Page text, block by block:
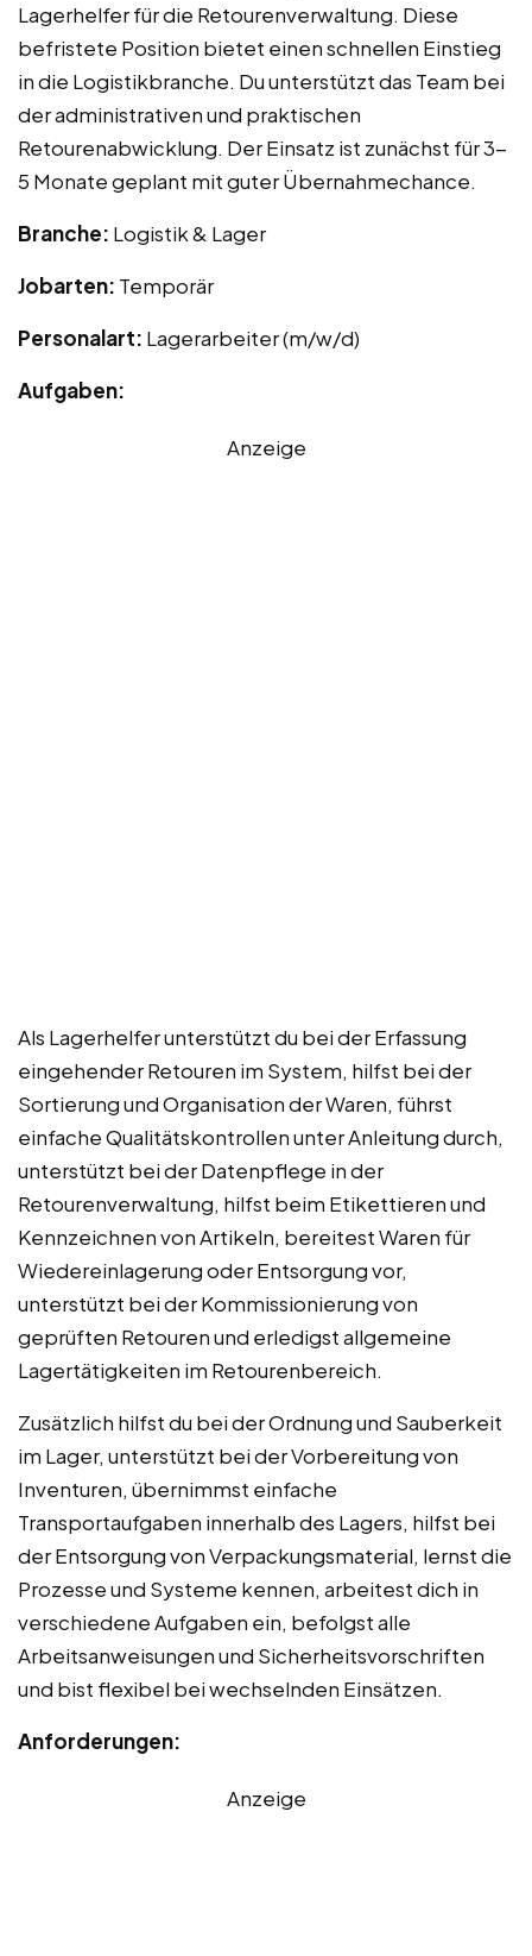
Lagerhelfer für die Retourenverwaltung. Diese
befristete Position bietet einen schnellen Einstieg
in die Logistikbranche. Du unterstützt das Team bei
der administrativen und praktischen
Retourenabwicklung. Der Einsatz ist zunächst für 3-
5 Monate geplant mit guter Übernahmechance.
Branche: Logistik & Lager
Jobarten: Temporär
Personalart: Lagerarbeiter (m/w/d)
Aufgaben:
Anzeige
Als Lagerhelfer unterstützt du bei der Erfassung
eingehender Retouren im System, hilfst bei der
Sortierung und Organisation der Waren, führst
einfache Qualitätskontrollen unter Anleitung durch,
unterstützt bei der Datenpflege in der
Retourenverwaltung, hilfst beim Etikettieren und
Kennzeichnen von Artikeln, bereitest Waren für
Wiedereinlagerung oder Entsorgung vor,
unterstützt bei der Kommissionierung von
geprüften Retouren und erledigst allgemeine
Lagertätigkeiten im Retourenbereich.
Zusätzlich hilfst du bei der Ordnung und Sauberkeit
im Lager, unterstützt bei der Vorbereitung von
Inventuren, übernimmst einfache
Transportaufgaben innerhalb des Lagers, hilfst bei
der Entsorgung von Verpackungsmaterial, lernst die
Prozesse und Systeme kennen, arbeitest dich in
verschiedene Aufgaben ein, befolgst alle
Arbeitsanweisungen und Sicherheitsvorschriften
und bist flexibel bei wechselnden Einsätzen.
Anforderungen:
Anzeige